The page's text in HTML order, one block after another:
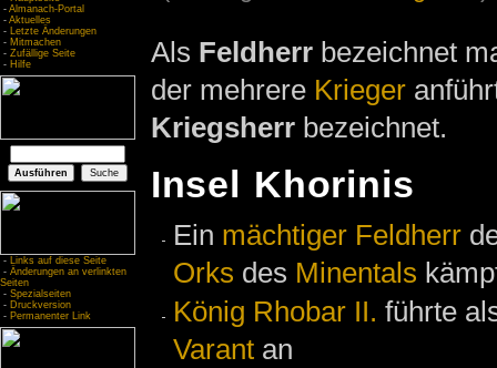
- Almanach-Portal
- Aktuelles
- Letzte Änderungen
- Mitmachen
- Zufällige Seite
- Hilfe
- Links auf diese Seite
- Änderungen an verlinkten
Seiten
- Spezialseiten
- Druckversion
- Permanenter Link
Als Feldherrbezeichnet
der mehrere Krieger
Kriegsherrbezeichnet.
Insel Khorinis
Ein mächtiger Feldherr
Orks des Minentals
König Rhobar II. führte
Varant an